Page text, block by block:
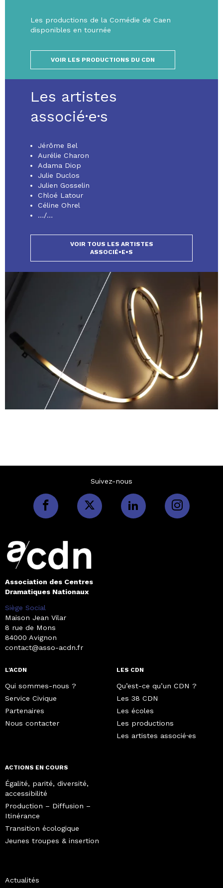
Les productions de la Comédie de Caen
disponibles en tournée
VOIR LES PRODUCTIONS DU CDN
Les artistes
associé·e·s
Jérôme Bel
Aurélie Charon
Adama Diop
Julie Duclos
Julien Gosselin
Chloé Latour
Céline Ohrel
…/…
VOIR TOUS LES ARTISTES
ASSOCIÉ•E•S
Suivez-nous
Association des Centres
Dramatiques Nationaux
Siège Social
Maison Jean Vilar
8 rue de Mons
84000 Avignon
contact@asso-acdn.fr
L'ACDN
Qui sommes-nous ?
Service Civique
Partenaires
Nous contacter
LES CDN
Qu’est-ce qu’un CDN ?
Les 38 CDN
Les écoles
Les productions
Les artistes associé·es
ACTIONS EN COURS
Égalité, parité, diversité,
accessibilité
Production – Diffusion –
Itinérance
Transition écologique
Jeunes troupes & insertion
Actualités